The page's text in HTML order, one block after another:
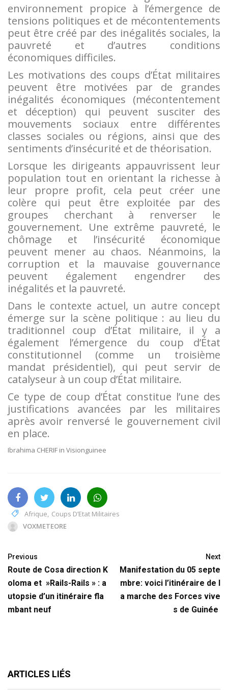
environnement propice à l’émergence de
tensions politiques et de mécontentements
peut être créé par des inégalités sociales, la
pauvreté et d’autres conditions
économiques difficiles.
Les motivations des coups d’État militaires
peuvent être motivées par de grandes
inégalités économiques (mécontentement
et déception) qui peuvent susciter des
mouvements sociaux entre différentes
classes sociales ou régions, ainsi que des
sentiments d’insécurité et de théorisation.
Lorsque les dirigeants appauvrissent leur
population tout en orientant la richesse à
leur propre profit, cela peut créer une
colère qui peut être exploitée par des
groupes cherchant à renverser le
gouvernement. Une extrême pauvreté, le
chômage et l’insécurité économique
peuvent mener au chaos. Néanmoins, la
corruption et la mauvaise gouvernance
peuvent également engendrer des
inégalités et la pauvreté.
Dans le contexte actuel, un autre concept
émerge sur la scène politique : au lieu du
traditionnel coup d’État militaire, il y a
également l’émergence du coup d’État
constitutionnel (comme un troisième
mandat présidentiel), qui peut servir de
catalyseur à un coup d’État militaire.
Ce type de coup d’État constitue l’une des
justifications avancées par les militaires
après avoir renversé le gouvernement civil
en place.
Ibrahima CHERIF in Visionguinee
Afrique Coups D’Etat Militaires
VOXMETEORE
Previous
Route de Cosa direction K
oloma et »Rails-Rails » : a
utopsie d’un itinéraire fla
mbant neuf
Next
Manifestation du 05 septe
mbre: voici l’itinéraire de l
a marche des Forces vive
s de Guinée
ARTICLES LIÉS